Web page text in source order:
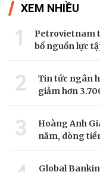
XEM NHIỀU
1
Petrovietnam
bổ nguồn lực
2
Tin tức ngân
giảm hơn
3
Hoàng Anh
năm, dòng
Global